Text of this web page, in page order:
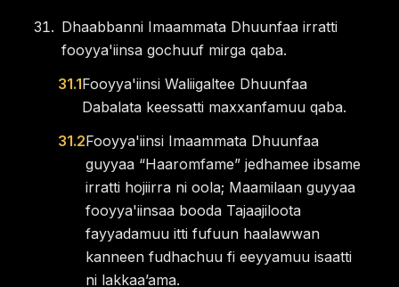
Dhaabbanni Imaammata Dhuunfaa irratti
fooyya'iinsa gochuuf mirga qaba.
31.1Fooyya'iinsi Waliigaltee Dhuunfaa
Dabalata keessatti maxxanfamuu qaba.
31.2Fooyya'iinsi Imaammata Dhuunfaa
guyyaa “Haaromfame” jedhamee ibsame
irratti hojiirra ni oola; Maamilaan guyyaa
fooyya'iinsaa booda Tajaajiloota
fayyadamuu itti fufuun haalawwan
kanneen fudhachuu fi eeyyamuu isaatti
ni lakkaaʼama.